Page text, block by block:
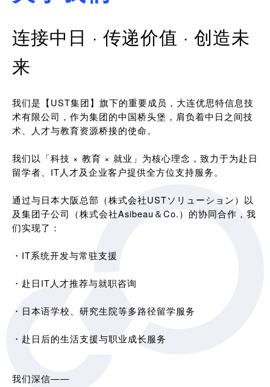
连接中日 · 传递价值 · 创造未
来
我们是【UST集团】旗下的重要成员，大连优思特信息技
术有限公司，作为集团的中国桥头堡，肩负着中日之间技
术、人才与教育资源桥接的使命。
我们以「科技 × 教育 × 就业」为核心理念，致力于为赴日
留学者、IT人才及企业客户提供全方位支持服务。
通过与日本大阪总部（株式会社USTソリューション）以
及集团子公司（株式会社Asibeau＆Co.）的协同合作，我
们实现了：
・IT系统开发与常驻支援
・赴日IT人才推荐与就职咨询
・日本语学校、研究生院等多路径留学服务
・赴日后的生活支援与职业成长服务
我们深信——